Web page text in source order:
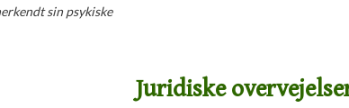
sin psykiske
Juridiske